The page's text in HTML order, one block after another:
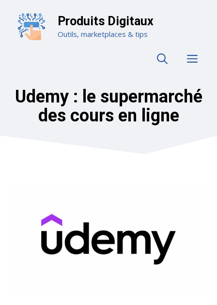
contenu
Produits Digitaux
Outils, marketplaces & tips
Udemy : le supermarché
des cours en ligne